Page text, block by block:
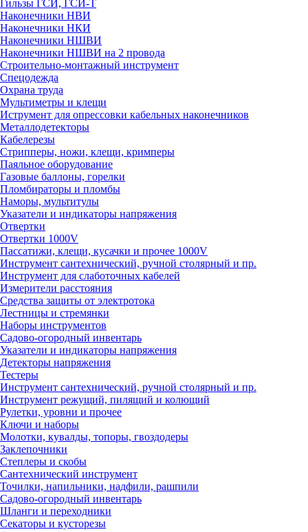
Гильзы ГСИ, ГСИ-Т
Наконечники НВИ
Наконечники НКИ
Наконечники НШВИ
Наконечники НШВИ на 2 провода
Строительно-монтажный инструмент
Спецодежда
Охрана труда
Мультиметры и клещи
Иструмент для опрессовки кабельных наконечников
Металлодетекторы
Кабелерезы
Стрипперы, ножи, клещи, кримперы
Паяльное оборудование
Газовые баллоны, горелки
Пломбираторы и пломбы
Наморы, мультитулы
Указатели и индикаторы напряжения
Отвертки
Отвертки 1000V
Пассатижи, клещи, кусачки и прочее 1000V
Инструмент сантехнический, ручной столярный и пр.
Инструмент для слаботочных кабелей
Измерители расстояния
Средства защиты от электротока
Лестницы и стремянки
Наборы инструментов
Садово-огородный инвентарь
Указатели и индикаторы напряжения
Детекторы напряжения
Тестеры
Инструмент сантехнический, ручной столярный и пр.
Инструмент режущий, пилящий и колющий
Рулетки, уровни и прочее
Ключи и наборы
Молотки, кувалды, топоры, гвоздодеры
Заклепочники
Степлеры и скобы
Сантехнический инструмент
Точилки, напильники, надфили, рашпили
Садово-огородный инвентарь
Шланги и переходники
Секаторы и кусторезы